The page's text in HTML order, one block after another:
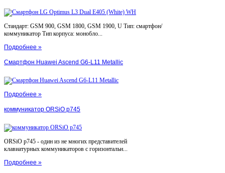
Стандарт: GSM 900, GSM 1800, GSM 1900, U Тип: смартфон/
коммуникатор Тип корпуса: монобло...
Подробнее »
Смартфон Huawei Ascend G6-L11 Metallic
Подробнее »
коммуникатор ORSiO p745
ORSiO p745 - один из не многих представителей
клавиатурных коммуникаторов с горизонтальн...
Подробнее »